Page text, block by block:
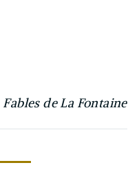
Fables de La Fontaine